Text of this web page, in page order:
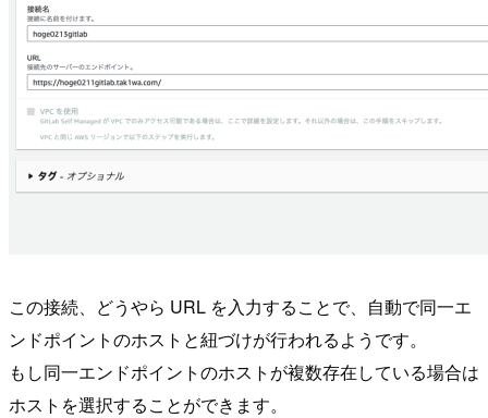
この接続、どうやら URL を入力することで、自動で同一エ
ンドポイントのホストと紐づけが行われるようです。
もし同一エンドポイントのホストが複数存在している場合は
ホストを選択することができます。